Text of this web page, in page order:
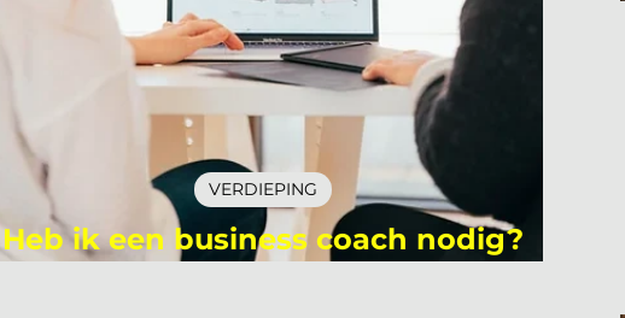
Heb ik een business coach nodig?
VERDIEPING